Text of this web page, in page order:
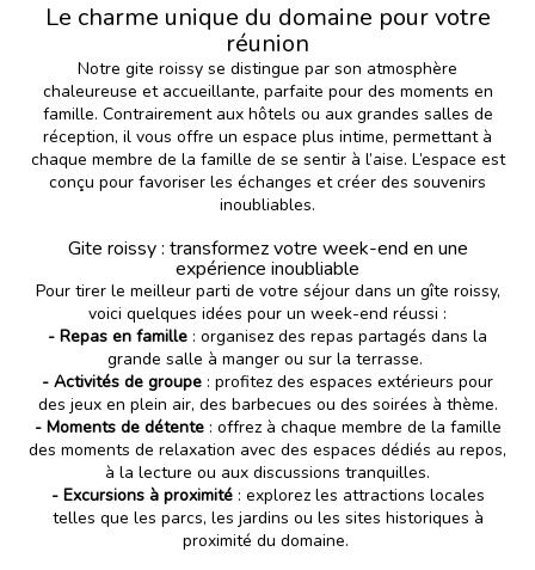
Le charme unique du domaine pour votre
réunion
Notre gite roissy se distingue par son atmosphère
chaleureuse et accueillante, parfaite pour des moments en
famille. Contrairement aux hôtels ou aux grandes salles de
réception, il vous offre un espace plus intime, permettant à
chaque membre de la famille de se sentir à l’aise. L’espace est
conçu pour favoriser les échanges et créer des souvenirs
inoubliables.
Gite roissy : transformez votre week-end en une
expérience inoubliable
Pour tirer le meilleur parti de votre séjour dans un gîte roissy,
voici quelques idées pour un week-end réussi :
- Repas en famille : organisez des repas partagés dans la
grande salle à manger ou sur la terrasse.
- Activités de groupe : profitez des espaces extérieurs pour
des jeux en plein air, des barbecues ou des soirées à thème.
- Moments de détente : offrez à chaque membre de la famille
des moments de relaxation avec des espaces dédiés au repos,
à la lecture ou aux discussions tranquilles.
- Excursions à proximité: explorez les attractions locales
telles que les parcs, les jardins ou les sites historiques à
proximité du domaine.